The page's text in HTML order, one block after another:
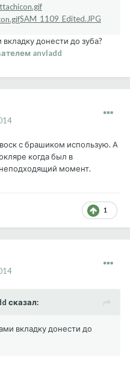
SAM_1109_Edited.JPG
донести до зуба?
anvladd
с брашиком использую. А
когда был в
момент.
1
сказал:
вкладку донести до